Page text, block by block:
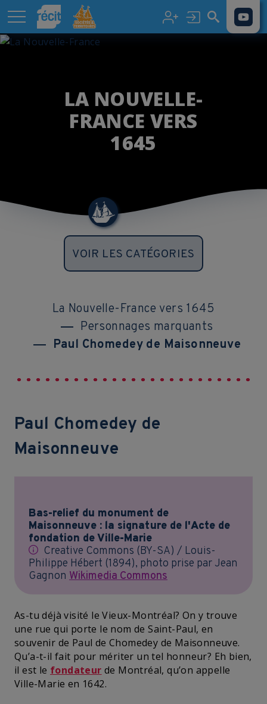
Aller au contenu principal
LA NOUVELLE-
FRANCE VERS
1645
VOIR LES CATÉGORIES
La Nouvelle-France vers 1645
Personnages marquants
Paul Chomedey de Maisonneuve
Paul Chomedey de
Maisonneuve
Bas-relief du monument de
Maisonneuve : la signature de l'Acte de
fondation de Ville-Marie
Creative Commons (BY-SA) / Louis-
Philippe Hébert (1894), photo prise par Jean
Gagnon Wikimedia Commons
As-tu déjà visité le Vieux-Montréal? On y trouve
une rue qui porte le nom de Saint-Paul, en
souvenir de Paul de Chomedey de Maisonneuve.
Qu’a-t-il fait pour mériter un tel honneur? Eh bien,
il est le fondateur de Montréal, qu’on appelle
Ville-Marie en 1642.